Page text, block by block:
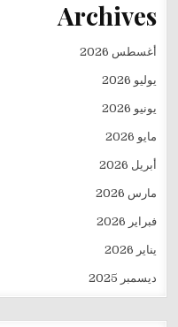
Archives
أغسطس 2026
يوليو 2026
يونيو 2026
مايو 2026
أبريل 2026
مارس 2026
فبراير 2026
يناير 2026
ديسمبر 2025